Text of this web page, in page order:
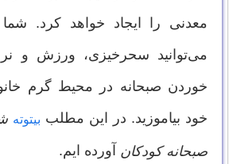
معدنی را ایجاد خواهد کرد. شما
می‌توانید سحرخیزی، ورزش و
خوردن صبحانه در محیط گرم
خود بیاموزید. در این مطلب بیتوته
صبحانه کودکان آورده ایم.